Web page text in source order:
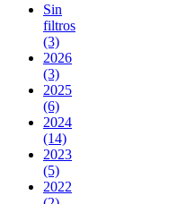
Sin
filtros
(3)
2026
(3)
2025
(6)
2024
(14)
2023
(5)
2022